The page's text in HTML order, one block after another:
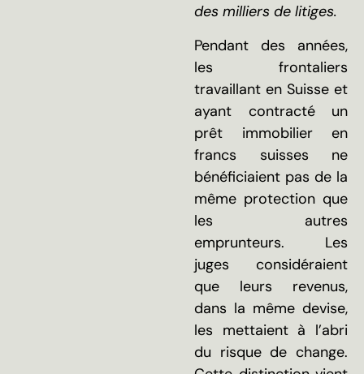
des milliers de litiges.
Pendant des années,
les frontaliers
travaillant en Suisse et
ayant contracté un
prêt immobilier en
francs suisses ne
bénéficiaient pas de la
même protection que
les autres
emprunteurs. Les
juges considéraient
que leurs revenus,
dans la même devise,
les mettaient à l’abri
du risque de change.